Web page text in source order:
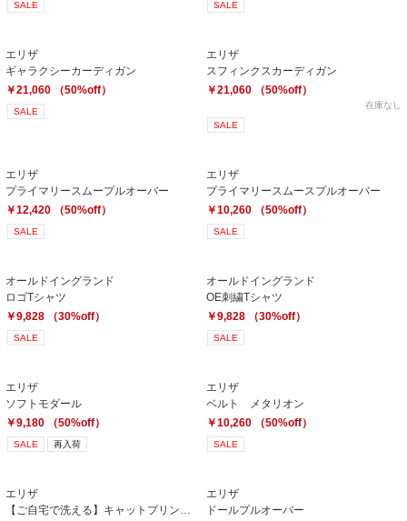
SALE SALE
エリザ
ギャラクシーカーディガン
￥21,060 （50%off）
SALE
エリザ
スフィンクスカーディガン
￥21,060 （50%off）
在庫なし
SALE
エリザ
プライマリースムープルオーバー
￥12,420 （50%off）
SALE
エリザ
プライマリースムースプルオーバー
￥10,260 （50%off）
SALE
オールドイングランド
ロゴTシャツ
￥9,828 （30%off）
SALE
オールドイングランド
OE刺繍Tシャツ
￥9,828 （30%off）
SALE
エリザ
ソフトモダール
￥9,180 （50%off）
SALE 再入荷
エリザ
ベルト メタリオン
￥10,260 （50%off）
SALE
エリザ
エリザ
ドールプルオーバー